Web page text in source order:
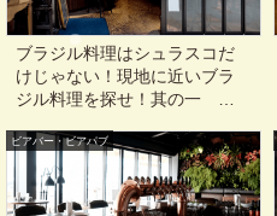
ブラジル料理はシュラスコだ
けじゃない！現地に近いブラ
ジル料理を探せ！其の一
（カフェドセントロ）@東京,
日比谷
ビアバー・ビアパブ